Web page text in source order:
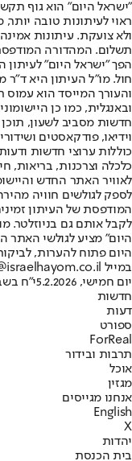
"ישראל היום" הוא גוף
ראוי לעיתונות טובה
ולא צועקת. עיתונות
הפך "ישראל היום" לעיתון
חול. מו"ל העיתון היא ד"ר
והעורך המייסד הוא עמוס
חדשות מסביב לשעון, תוכן
וידיאו, פודקאסטים
כוללות ערוצי חדשות
לאוויר האתר החדש
לספק לגולשים חוויה
המודפסת של העיתון
לקבל אותם גם בניוזלטר.
היום" מציע לגולשי האתר
היום פתוח להערות,
במייל hayom@israelhayom.co.il.
יום חמישי, 5.2.2026
י"ח
חדשות
דעות
ספורט
ForReal
תרבות ובידור
אוכל
מגזין
אנחנו מגייסים
English
X
יהדות
בית הכנסת